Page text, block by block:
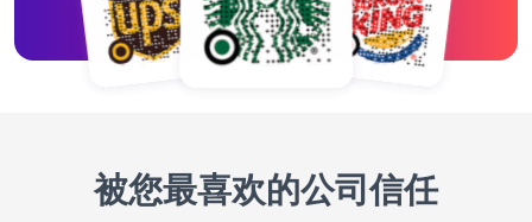
被您最喜欢的公司信任